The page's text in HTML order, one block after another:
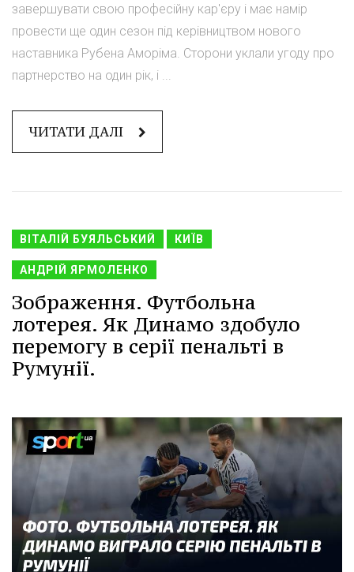
завершувати свою професійну кар'єру і має намір
провести ще один сезон під керівництвом нового
наставника Рубена Аморіма. Сторони уклали угоду про
партнерство на один рік, і ...
ЧИТАТИ ДАЛІ
ВІТАЛІЙ БУЯЛЬСЬКИЙ КИЇВ
АНДРІЙ ЯРМОЛЕНКО
Зображення. Футбольна
лотерея. Як Динамо здобуло
перемогу в серії пенальті в
Румунії.